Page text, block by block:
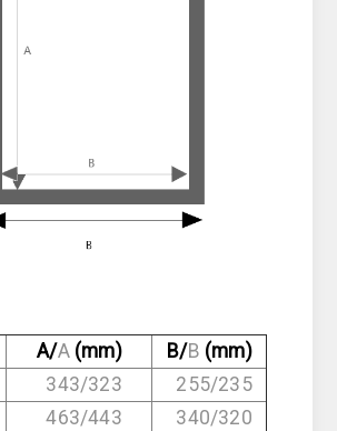
A/A(mm) B/B (mm)
343/323
255/235
463/443
340/320